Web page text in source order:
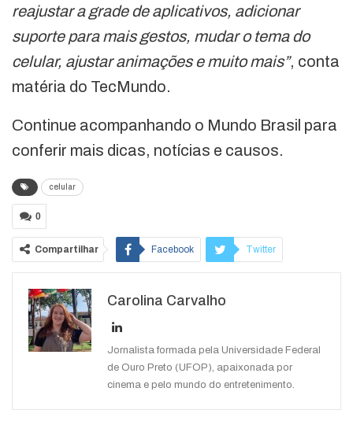
reajustar a grade de aplicativos, adicionar
suporte para mais gestos, mudar o tema do
celular, ajustar animações e muito mais”, conta
matéria do TecMundo.
Continue acompanhando o Mundo Brasil para
conferir mais dicas, notícias e causos.
celular
0
Compartilhar Facebook Twitter
WhatsApp
Carolina Carvalho
Jornalista formada pela Universidade Federal
de Ouro Preto (UFOP), apaixonada por
cinema e pelo mundo do entretenimento.